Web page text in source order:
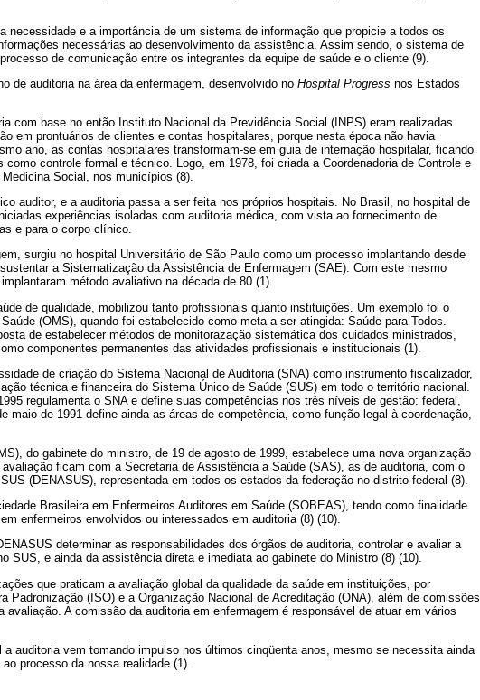
necessidade e a importância de um sistema de informação que propicie a todos os
necessárias ao desenvolvimento da assistência. Assim sendo, o sistema de
de comunicação entre os integrantes da equipe de saúde e o cliente (9).
de auditoria na área da enfermagem, desenvolvido no Hospital Progress nos Estados
com base no então Instituto Nacional da Previdência Social (INPS) eram realizadas
em prontuários de clientes e contas hospitalares, porque nesta época não havia
ano, as contas hospitalares transformam-se em guia de internação hospitalar, ficando
controle formal e técnico. Logo, em 1978, foi criada a Coordenadoria de Controle e
Social, nos municípios (8).
auditor, e a auditoria passa a ser feita nos próprios hospitais. No Brasil, no hospital de
experiências isoladas com auditoria médica, com vista ao fornecimento de
e para o corpo clínico.
surgiu no hospital Universitário de São Paulo como um processo implantando desde
a Sistematização da Assistência de Enfermagem (SAE). Com este mesmo
método avaliativo na década de 80 (1).
de qualidade, mobilizou tanto profissionais quanto instituições. Um exemplo foi o
(OMS), quando foi estabelecido como meta a ser atingida: Saúde para Todos.
de estabelecer métodos de monitorazação sistemática dos cuidados ministrados,
componentes permanentes das atividades profissionais e institucionais (1).
de criação do Sistema Nacional de Auditoria (SNA) como instrumento fiscalizador,
técnica e financeira do Sistema Único de Saúde (SUS) em todo o território nacional.
regulamenta o SNA e define suas competências nos três níveis de gestão: federal,
maio de 1991 define ainda as áreas de competência, como função legal à coordenação,
do gabinete do ministro, de 19 de agosto de 1999, estabelece uma nova organização
ficam com a Secretaria de Assistência a Saúde (SAS), as de auditoria, com o
(DENASUS), representada em todos os estados da federação no distrito federal (8).
Brasileira em Enfermeiros Auditores em Saúde (SOBEAS), tendo como finalidade
enfermeiros envolvidos ou interessados em auditoria (8) (10).
determinar as responsabilidades dos órgãos de auditoria, controlar e avaliar a
SUS, e ainda da assistência direta e imediata ao gabinete do Ministro (8) (10).
que praticam a avaliação global da qualidade da saúde em instituições, por
Padronização (ISO) e a Organização Nacional de Acreditação (ONA), além de comissões
A comissão da auditoria em enfermagem é responsável de atuar em vários
auditoria vem tomando impulso nos últimos cinqüenta anos, mesmo se necessita ainda
processo da nossa realidade (1).